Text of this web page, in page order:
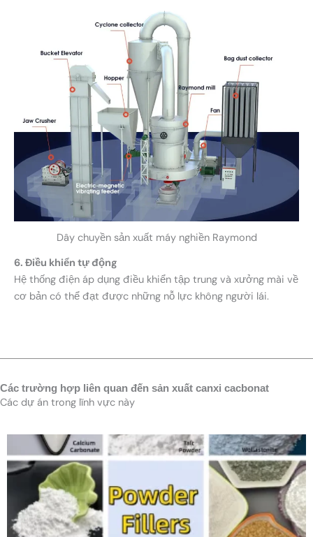
Dây chuyền sản xuất máy nghiền Raymond
6. Điều khiển tự động
Hệ thống điện áp dụng điều khiển tập trung và xưởng mài về
cơ bản có thể đạt được những nỗ lực không người lái.
Các trường hợp liên quan đến sản xuất canxi cacbonat
Các dự án trong lĩnh vực này